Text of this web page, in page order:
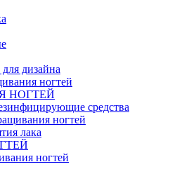
дизайна
ногтей
НОГТЕЙ
средства
ногтей
лака
ногтей